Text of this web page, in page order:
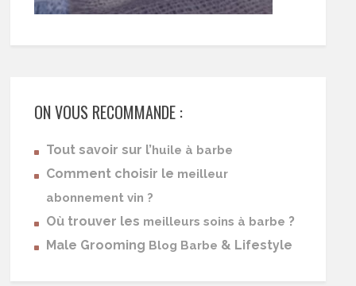
ON VOUS RECOMMANDE :
Tout savoir sur l’huile à barbe
Comment choisir le meilleur
abonnement vin ?
Où trouver les meilleurs soins à barbe ?
Male Grooming Blog Barbe & Lifestyle